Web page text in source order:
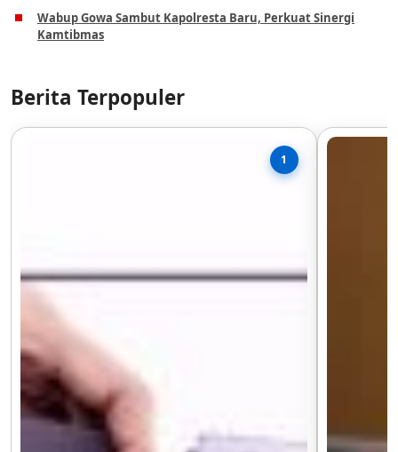
Wabup Gowa Sambut Kapolresta Baru, Perkuat Sinergi
Kamtibmas
Berita Terpopuler
1